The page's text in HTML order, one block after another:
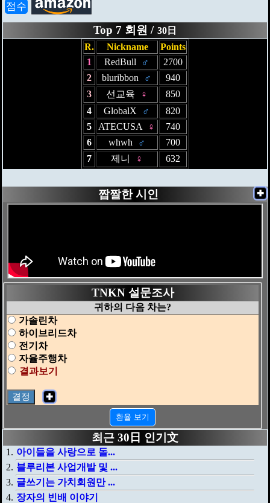
점수
Top 7 회원 / 30日
R.
Nickname
Points
1
RedBull ♂
2700
2
bluribbon ♂
940
3
선교육 ♀
850
4
GlobalX ♂
820
5
ATECUSA ♀
740
6
whwh ♂
700
7
제니 ♀ 632
짭짤한 시인 ✚
TNKN 설문조사
귀하의 다음 차는?
가솔린차
하이브리드차
전기차
자율주행차
결과보기
✚
환율 보기
최근 30日 인기文
아이들을 사랑으로 돌...
블루리본 사업개발 및 ...
글쓰기는 가치회원만 ...
장자의 빈배 이야기